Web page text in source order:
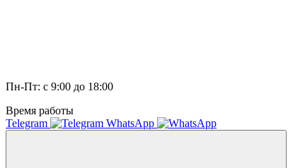
Пн-Пт: с 9:00 до 18:00
Время работы
Telegram
WhatsApp